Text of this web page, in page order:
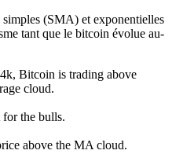
simples (SMA) et exponentielles
tant que le bitcoin évolue au-
Bitcoin is trading above
cloud.
for the bulls.
above the MA cloud.